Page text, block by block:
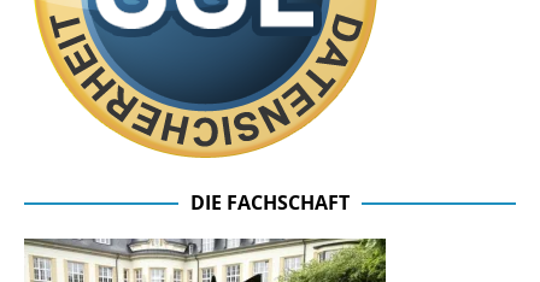
DIE FACHSCHAFT